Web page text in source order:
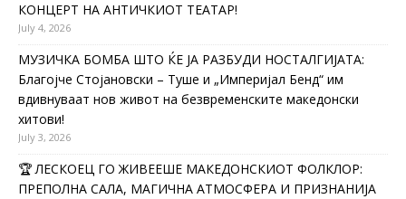
КОНЦЕРТ НА АНТИЧКИОТ ТЕАТАР!
July 4, 2026
МУЗИЧКА БОМБА ШТО ЌЕ ЈА РАЗБУДИ НОСТАЛГИЈАТА:
Благојче Стојановски – Туше и „Империјал Бенд“ им
вдивнуваат нов живот на безвременските македонски
хитови!
July 3, 2026
🏆 ЛЕСКОЕЦ ГО ЖИВЕЕШЕ МАКЕДОНСКИОТ ФОЛКЛОР:
ПРЕПОЛНА САЛА, МАГИЧНА АТМОСФЕРА И ПРИЗНАНИЈА